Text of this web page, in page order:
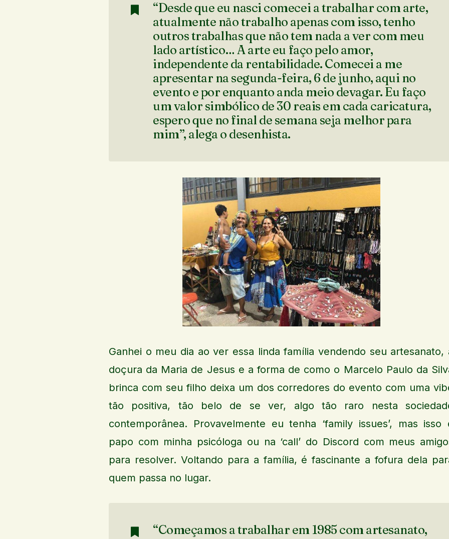
“Desde que eu nasci comecei a trabalhar com arte,
atualmente não trabalho apenas com isso, tenho
outros trabalhas que não tem nada a ver com meu
lado artístico… A arte eu faço pelo amor,
independente da rentabilidade. Comecei a me
apresentar na segunda-feira, 6 de junho, aqui no
evento e por enquanto anda meio devagar. Eu faço
um valor simbólico de 30 reais em cada caricatura,
espero que no final de semana seja melhor para
mim”, alega o desenhista.
Ganhei o meu dia ao ver essa linda família vendendo seu artesanato,
doçura da Maria de Jesus e a forma de como o Marcelo Paulo da
brinca com seu filho deixa um dos corredores do evento com uma
tão positiva, tão belo de se ver, algo tão raro nesta
contemporânea. Provavelmente eu tenha ‘family issues’, mas isso
papo com minha psicóloga ou na ‘call’ do Discord com meus
para resolver. Voltando para a família, é fascinante a fofura dela
quem passa no lugar.
“Começamos a trabalhar em 1985 com artesanato,